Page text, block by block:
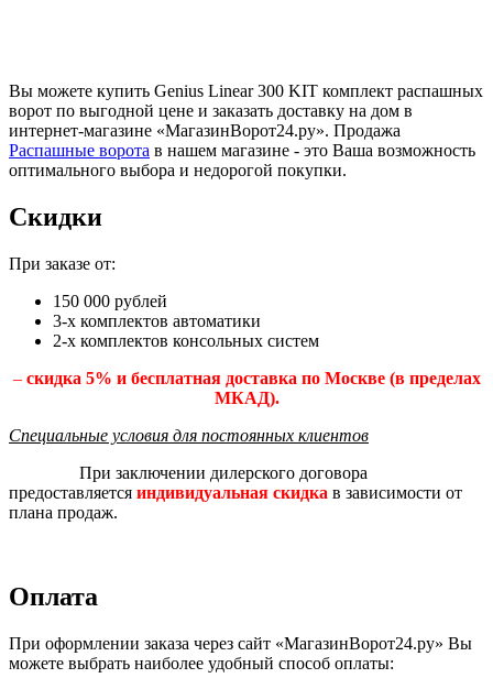
Вы можете купить Genius Linear 300 KIT комплект распашных
ворот по выгодной цене и заказать доставку на дом в
интернет-магазине «МагазинВорот24.ру». Продажа
Распашные ворота в нашем магазине - это Ваша возможность
оптимального выбора и недорогой покупки.
Скидки
При заказе от:
150 000 рублей
3-х комплектов автоматики
2-х комплектов консольных систем
– скидка 5% и бесплатная доставка по Москве (в пределах
МКАД).
Специальные условия для постоянных клиентов
При заключении дилерского договора
предоставляется индивидуальная скидка в зависимости от
плана продаж.
Оплата
При оформлении заказа через сайт «МагазинВорот24.ру» Вы
можете выбрать наиболее удобный способ оплаты: